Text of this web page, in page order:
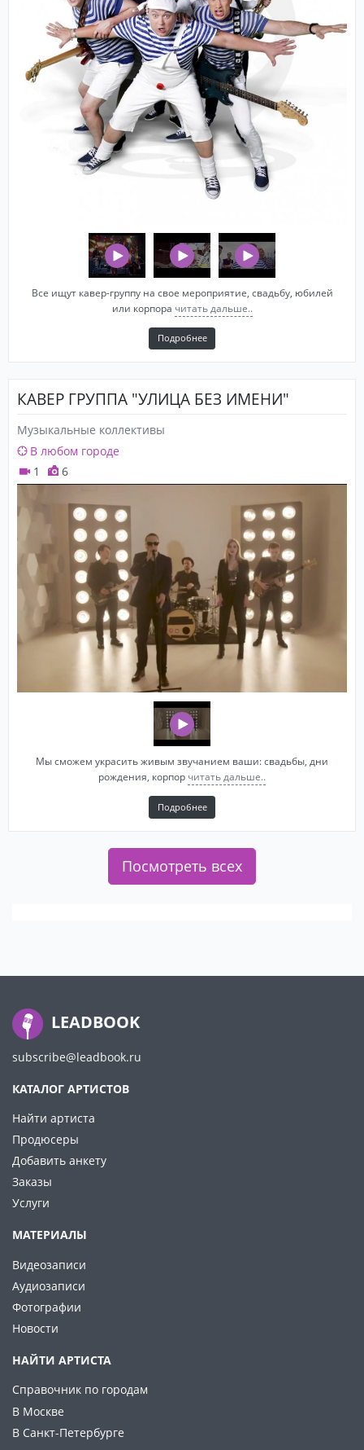
Все ищут кавер-группу на свое мероприятие, свадьбу, юбилей
или корпора читать дальше..
Подробнее
КАВЕР ГРУППА "УЛИЦА БЕЗ ИМЕНИ"
Музыкальные коллективы
В любом городе
1
6
Мы сможем украсить живым звучанием ваши: свадьбы, дни
рождения, корпор читать дальше..
Подробнее
Посмотреть всех
LEADBOOK
subscribe@leadbook.ru
КАТАЛОГ АРТИСТОВ
Найти артиста
Продюсеры
Добавить анкету
Заказы
Услуги
МАТЕРИАЛЫ
Видеозаписи
Аудиозаписи
Фотографии
Новости
НАЙТИ АРТИСТА
Справочник по городам
В Москве
В Санкт-Петербурге